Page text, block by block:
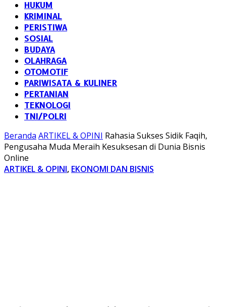
HUKUM
KRIMINAL
PERISTIWA
SOSIAL
BUDAYA
OLAHRAGA
OTOMOTIF
PARIWISATA & KULINER
PERTANIAN
TEKNOLOGI
TNI/POLRI
Beranda ARTIKEL & OPINI Rahasia Sukses Sidik Faqih,
Pengusaha Muda Meraih Kesuksesan di Dunia Bisnis
Online
ARTIKEL & OPINI, EKONOMI DAN BISNIS